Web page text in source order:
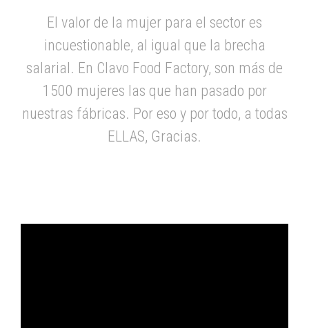
El valor de la mujer para el sector es
incuestionable, al igual que la brecha
salarial. En Clavo Food Factory, son más de
1500 mujeres las que han pasado por
nuestras fábricas. Por eso y por todo, a todas
ELLAS, Gracias.